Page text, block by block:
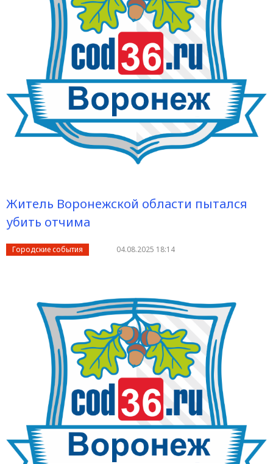
Житель Воронежской области пытался
убить отчима
Городские события 04.08.2025 18:14